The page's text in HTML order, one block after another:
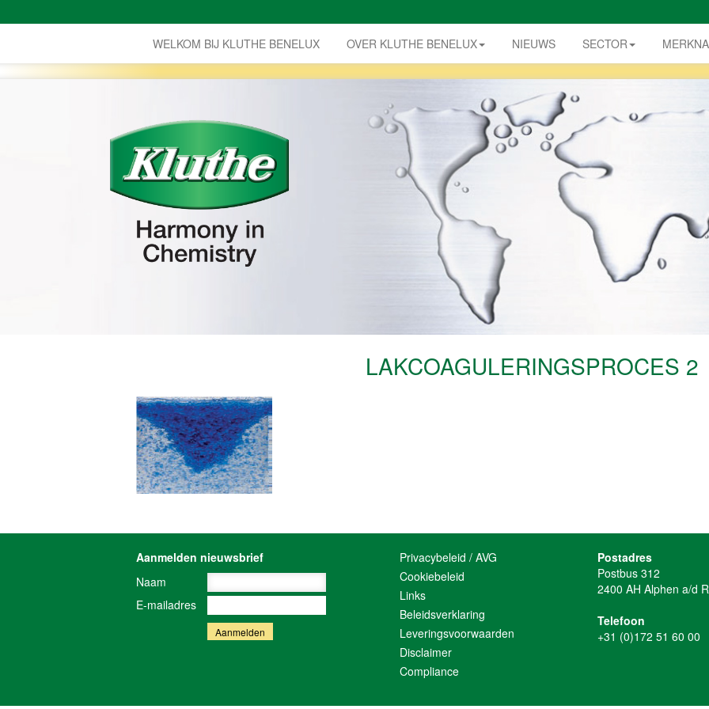
WELKOM BIJ KLUTHE BENELUX OVER KLUTHE BENELUX NIEUWS SECTOR
LAKCOAGULERINGSPROCES 2
Aanmelden nieuwsbrief
Naam
E-mailadres
Privacybeleid / AVG
Cookiebeleid
Links
Beleidsverklaring
Leveringsvoorwaarden
Disclaimer
Compliance
Postadres
Postbus 312
2400 AH Alphen a/d
Telefoon
+31 (0)172 51 60 00